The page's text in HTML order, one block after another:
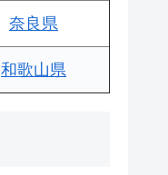
奈良県
和歌山県